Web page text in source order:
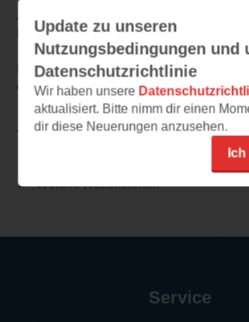
An manchen Stellen hätte ich mir die
Raphael gewünscht
Mit dem Buch habe ich mich sehr
es nur weiterempfehlen.
TEILEN
Weitere Rezensionen
Update zu unseren
Nutzungsbedingungen und
Datenschutzrichtlinie
Wir haben unsere
aktualisiert. Bitte nimm dir einen
dir diese Neuerungen anzusehen.
Service